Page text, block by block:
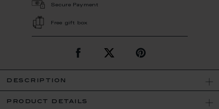
Secure Payment
Free gift box
description
product details